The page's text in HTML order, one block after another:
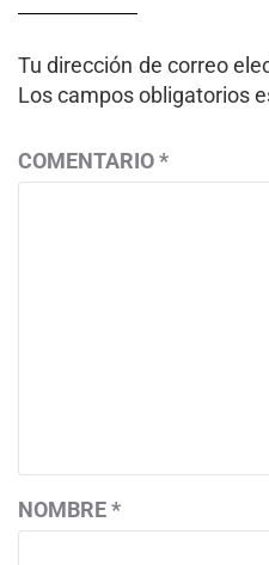
Tu dirección de correo
Los campos obligatorios
COMENTARIO*
NOMBRE*